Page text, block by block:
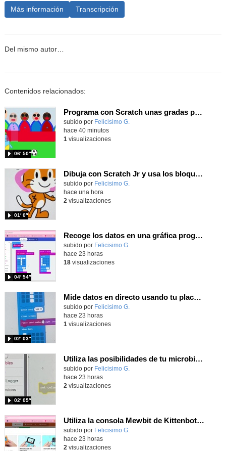
Más información Transcripción
Del mismo autor…
Contenidos relacionados:
Programa con Scratch unas gradas para que produzca el efecto de desplazamiento.
Contenido educativo.
subido por Felicisimo G.
06′ 50″
hace 40 minutos
1 visualizaciones
Dibuja con Scratch Jr y usa los bloques de aparecer/desparecer para hacer animaciones
Contenido educativo.
subido por Felicisimo G.
01′ 0″
hace una hora
2 visualizaciones
Recoge los datos en una gráfica programando tu placa microbit con MakeCode y conoce la Tª y nivel de luz en este eclipse
Contenido educativo.
subido por Felicisimo G.
04′ 54″
hace 23 horas
18visualizaciones
Mide datos en directo usando tu placa microbit y programando con MakeCode dos placas conectadas por radio
Contenido educativo.
subido por Felicisimo G.
02′ 03″
hace 23 horas
1 visualizaciones
Utiliza las posibilidades de tu microbit programando com MakeCode para medir temperatura y nivel de luz con Datalogger
Contenido educativo.
subido por Felicisimo G.
02′ 05″
hace 23 horas
2 visualizaciones
Utiliza la consola Mewbit de Kittenbot para llevar tus juegos arcade de MakeCode a tu mano
Contenido educativo.
subido por Felicisimo G.
hace 23 horas
2 visualizaciones